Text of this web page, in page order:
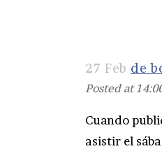
27 Feb de
Posted at
Cuando
asistir el